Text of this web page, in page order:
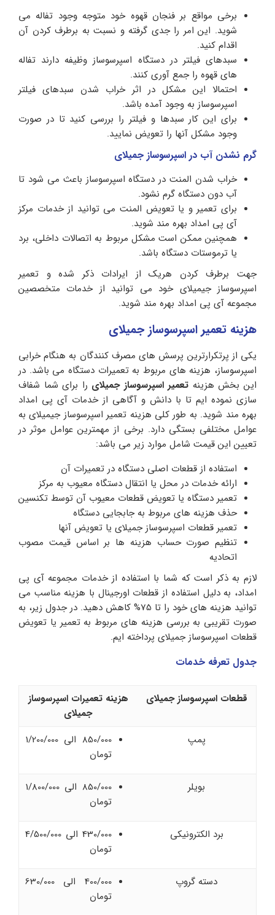
برخی مواقع بر فنجان قهوه خود متوجه وجود تفاله می
شوید. این امر را جدی گرفته و نسبت به برطرف کردن آن
اقدام کنید.
سبدهای فیلتر در دستگاه اسپرسوساز وظیفه دارند تفاله
های قهوه را جمع آوری کنند.
احتمالا این مشکل در اثر خراب شدن سبدهای فیلتر
اسپرسوساز به وجود آمده باشد.
برای این کار سبدها و فیلتر را بررسی کنید تا در صورت
وجود مشکل آنها را تعویض نمایید.
گرم نشدن آب در اسپرسوساز جمیلای
خراب شدن المنت در دستگاه اسپرسوساز باعث می شود تا
آب دون دستگاه گرم نشود.
برای تعمیر و یا تعویض المنت می توانید از خدمات مرکز
آی پی امداد بهره مند شوید.
همچنین ممکن است مشکل مربوط به اتصالات داخلی، برد
یا ترموستات دستگاه باشد.
جهت برطرف کردن هریک از ایرادات ذکر شده و تعمیر
اسپرسوساز جیمیلای خود می توانید از خدمات متخصصین
مجموعه آی پی امداد بهره مند شوید.
هزینه تعمیر اسپرسوساز جمیلای
یکی از پرتکرارترین پرسش های مصرف کنندگان به هنگام خرابی
اسپرسوساز، هزینه های مربوط به تعمیرات دستگاه می باشد. در
این بخش هزینه تعمیر اسپرسوساز جمیلای را برای شما شفاف
سازی نموده ایم تا با دانش و آگاهی از خدمات آی پی امداد
بهره مند شوید. به طور کلی هزینه تعمیر اسپرسوساز جیمیلای به
عوامل مختلفی بستگی دارد. برخی از مهمترین عوامل موثر در
تعیین این قیمت شامل موارد زیر می باشد:
استفاده از قطعات اصلی دستگاه در تعمیرات آن
ارائه خدمات در محل یا انتقال دستگاه معیوب به مرکز
تعمیر دستگاه یا تعویض قطعات معیوب آن توسط تکنسین
حذف هزینه های مربوط به جابجایی دستگاه
تعمیر قطعات اسپرسوساز جمیلای یا تعویض آنها
تنظیم صورت حساب هزینه ها بر اساس قیمت مصوب
اتحادیه
لازم به ذکر است که شما با استفاده از خدمات مجموعه آی پی
امداد، به دلیل استفاده از قطعات اورجینال با هزینه مناسب می
توانید هزینه های خود را تا 75% کاهش دهید. در جدول زیر، به
صورت تقریبی به بررسی هزینه های مربوط به تعمیر یا تعویض
قطعات اسپرسوساز جمیلای پرداخته ایم.
جدول تعرفه خدمات
قطعات اسپرسوساز جمیلای
هزینه تعمیرات اسپرسوساز
جمیلای
پمپ
850/000 الی 1/200/000
تومان
بویلر
850/000 الی 1/800/000
تومان
برد الکترونیکی
430/000 الی 4/500/000
تومان
دسته گروپ
400/000 الی 630/000
تومان